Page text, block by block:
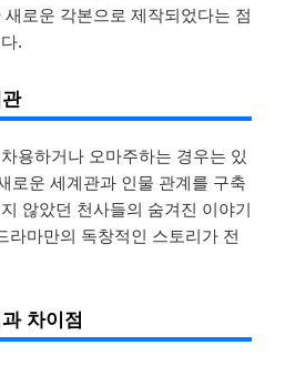
로운 각본으로 제작되었다는 점
.
용하거나 오마주하는 경우는 있
로운 세계관과 인물 관계를 구축
않았던 천사들의 숨겨진 이야기
라마만의 독창적인 스토리가 전
차이점